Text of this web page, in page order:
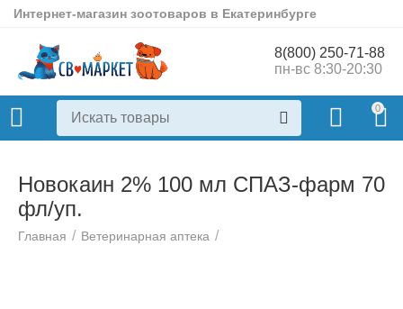
Интернет-магазин зоотоваров в Екатеринбурге
8(800) 250-71-88
пн-вс 8:30-20:30
0
Новокаин 2% 100 мл СПАЗ-фарм 70
фл/уп.
Главная / Ветеринарная аптека /